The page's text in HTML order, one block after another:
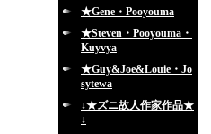
★Gene・Pooyouma
★Steven・Pooyouma・
Kuyvya
★Guy&Joe&Louie・Jo
sytewa
↓★ズニ故人作家作品★
↓